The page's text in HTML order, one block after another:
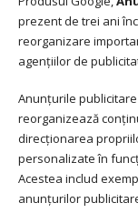
prezent de trei ani
reorganizare
agențiilor de
Anunțurile publicitare
reorganizează
direcționarea
personalizate în
Acestea includ
anunțurilor